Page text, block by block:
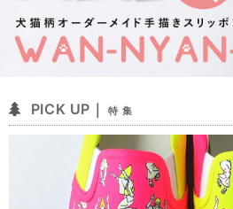
PICK UP｜ 特 集